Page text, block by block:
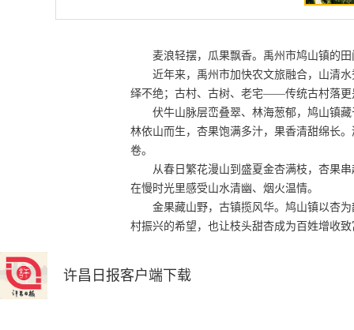
麦浪轻摆，瓜果飘香。禹州市鸠山镇的
近年来，禹州市加快农文旅融合，山清
绎不绝；古村、古树、老宅——传统古村落更
伏牛山脉层峦叠翠、林海葱郁，鸠山镇
林依山而生，杏果饱满多汁，果香清甜绵长
卷。
从春日繁花漫山到盛夏金杏满枝，杏果
在慢时光里感受山水清幽、烟火温情。
金果藏山野，古镇揽风华。鸠山镇以杏
村振兴的希望，也让枝头甜杏成为百姓增收致
许昌日报客户端下载